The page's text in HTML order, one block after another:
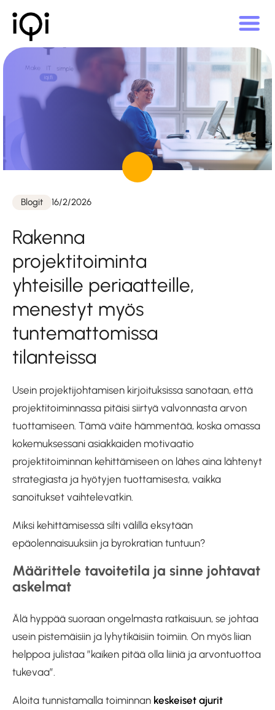
Kategoriat
Blogit Julkaistu
16/2/2026
Rakenna
projektitoiminta
yhteisille periaatteille,
menestyt myös
tuntemattomissa
tilanteissa
Usein projektijohtamisen kirjoituksissa sanotaan, että
projektitoiminnassa pitäisi siirtyä valvonnasta arvon
tuottamiseen. Tämä väite hämmentää, koska omassa
kokemuksessani asiakkaiden motivaatio
projektitoiminnan kehittämiseen on lähes aina lähtenyt
strategiasta ja hyötyjen tuottamisesta, vaikka
sanoitukset vaihtelevatkin.
Miksi kehittämisessä silti välillä eksytään
epäolennaisuuksiin ja byrokratian tuntuun?
Määrittele tavoitetila ja sinne johtavat
askelmat
Älä hyppää suoraan ongelmasta ratkaisuun, se johtaa
usein pistemäisiin ja lyhytikäisiin toimiin. On myös liian
helppoa julistaa ”kaiken pitää olla liiniä ja arvontuottoa
tukevaa”.
Aloita tunnistamalla toiminnan keskeiset ajurit